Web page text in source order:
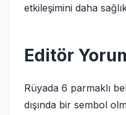
etkileşimini daha
Editör
Rüyada 6 parmaklı
dışında bir sembol